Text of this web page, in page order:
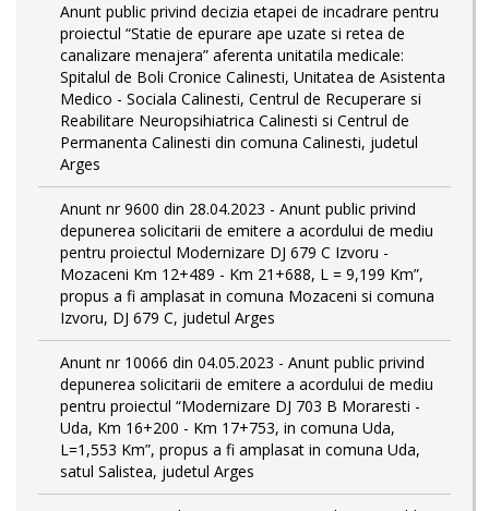
Anunt public privind decizia etapei de incadrare pentru
proiectul “Statie de epurare ape uzate si retea de
canalizare menajera” aferenta unitatila medicale:
Spitalul de Boli Cronice Calinesti, Unitatea de Asistenta
Medico - Sociala Calinesti, Centrul de Recuperare si
Reabilitare Neuropsihiatrica Calinesti si Centrul de
Permanenta Calinesti din comuna Calinesti, judetul
Arges
Anunt nr 9600 din 28.04.2023 - Anunt public privind
depunerea solicitarii de emitere a acordului de mediu
pentru proiectul Modernizare DJ 679 C Izvoru -
Mozaceni Km 12+489 - Km 21+688, L = 9,199 Km”,
propus a fi amplasat in comuna Mozaceni si comuna
Izvoru, DJ 679 C, judetul Arges
Anunt nr 10066 din 04.05.2023 - Anunt public privind
depunerea solicitarii de emitere a acordului de mediu
pentru proiectul “Modernizare DJ 703 B Moraresti -
Uda, Km 16+200 - Km 17+753, in comuna Uda,
L=1,553 Km”, propus a fi amplasat in comuna Uda,
satul Salistea, judetul Arges